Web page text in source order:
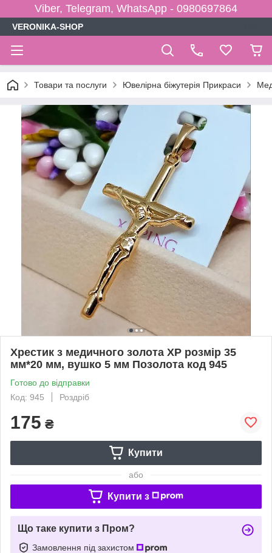
Viber, Telegram, WhatsApp - 0980697864
VERONIKA-SHOP
Товари та послуги Ювелірна біжутерія Прикраси
Хрестик з медичного золота XP розмір 35
мм*20 мм, вушко 5 мм Позолота код 945
Готово до відправки
Код: 945
Роздріб
175 ₴
Купити
або
Купити з
Що таке купити з Пром?
Замовлення під захистом